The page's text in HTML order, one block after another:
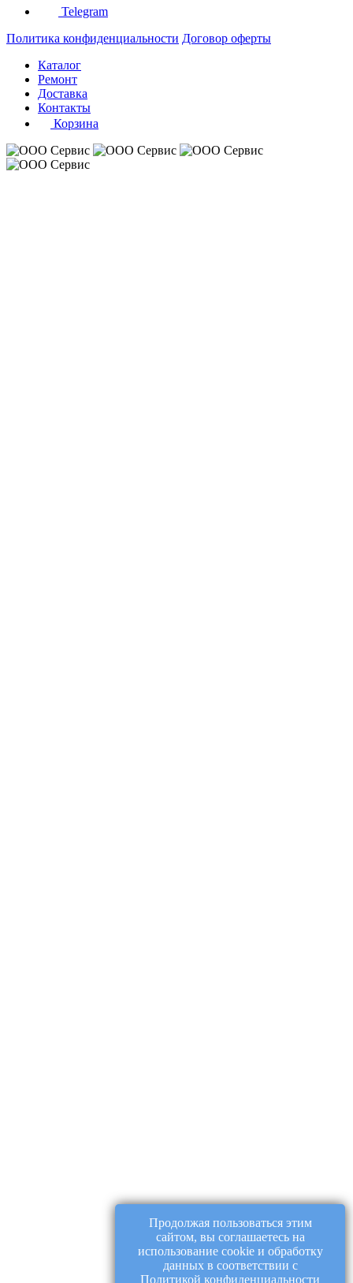
Продолжая пользоваться этим
сайтом, вы соглашаетесь на
использование cookie и обработку
данных в соответствии с
Политикой конфиденциальности
Telegram
Политика конфиденциальности Договор оферты
Каталог
Ремонт
Доставка
Контакты
Корзина